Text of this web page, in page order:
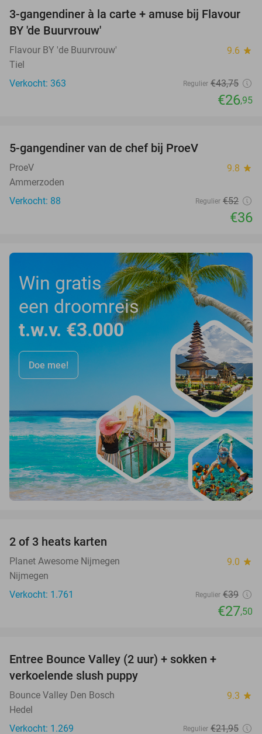
38%
3-gangendiner à la carte + amuse bij Flavour
BY 'de Buurvrouw'
Flavour BY 'de Buurvrouw' 9.6 star
Tiel
Verkocht: 363
Regulier €43,75
€26,95
5-gangendiner van de chef bij ProeV
ProeV 9.8 star
Ammerzoden
Verkocht: 88
Regulier €52
€36
Win gratis
een droomreis
t.w.v. €3.000
Doe mee!
2 of 3 heats karten
Planet Awesome Nijmegen 9.0 star
Nijmegen
Verkocht: 1.761
Regulier €39
€27,50
Entree Bounce Valley (2 uur) + sokken +
verkoelende slush puppy
Bounce Valley Den Bosch 9.3 star
Hedel
Verkocht: 1.269
Regulier €21,95